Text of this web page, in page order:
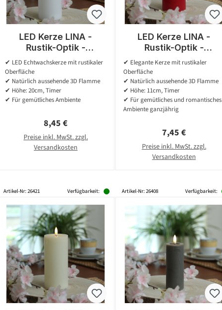
LED Kerze LINA -
Rustik-Optik -
Echtwachs - 3D
Flamme - H: 20cm - D:
7cm - Batterie - Timer
- weiß
✔ LED Echtwachskerze mit rustikaler
Oberfläche
✔ Natürlich aussehende 3D Flamme
✔ Höhe: 20cm, Timer
✔ Für gemütliches Ambiente
Regulärer Preis:
8,45 €
Preise inkl. MwSt. zzgl.
Versandkosten
LED Kerze LINA -
Rustik-Optik -
Echtwachs - 3D
Flamme - H: 11cm - D:
7cm - Batterie - Timer
- rot
✔ Elegante Kerze mit rustikaler
Oberfläche
✔ Natürlich aussehende 3D Flamme
✔ Höhe: 11cm, Timer
✔ Für gemütliches und romantisches
Ambiente ganzjährig
Regulärer Preis:
7,45 €
Preise inkl. MwSt. zzgl.
Versandkosten
Artikel-Nr: 26421 Verfügbarkeit: Artikel-Nr: 26408 Verfügbarkeit: